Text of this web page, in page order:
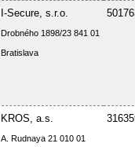
I-Secure, s.r.o.
Drobného 1898/23 841 01
Bratislava
KROS, a.s.
A. Rudnaya 21 010 01